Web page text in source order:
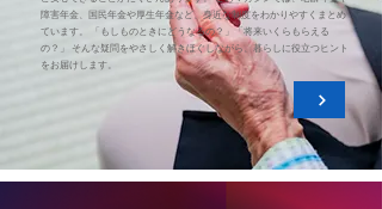
障害年金、国民年金や厚生年金など、身近な制度をわかりやすくまとめ
ています。 「もしものときにどうなるの？」「将来いくらもらえる
の？」 そんな疑問をやさしく解きほぐしながら、暮らしに役立つヒント
をお届けします。